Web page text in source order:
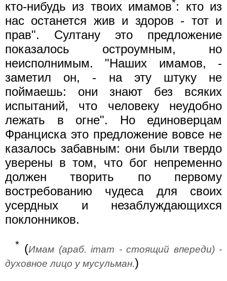
кто-нибудь из твоих имамов*: кто из
нас останется жив и здоров - тот и
прав". Султану это предложение
показалось остроумным, но
неисполнимым. "Наших имамов, -
заметил он, - на эту штуку не
поймаешь: они знают без всяких
испытаний, что человеку неудобно
лежать в огне". Но единоверцам
Франциска это предложение вовсе не
казалось забавным: они были твердо
уверены в том, что бог непременно
должен творить по первому
востребованию чудеса для своих
усердных и незаблуждающихся
поклонников.
* (Имам (араб. imam - стоящий впереди) -
духовное лицо у мусульман.)